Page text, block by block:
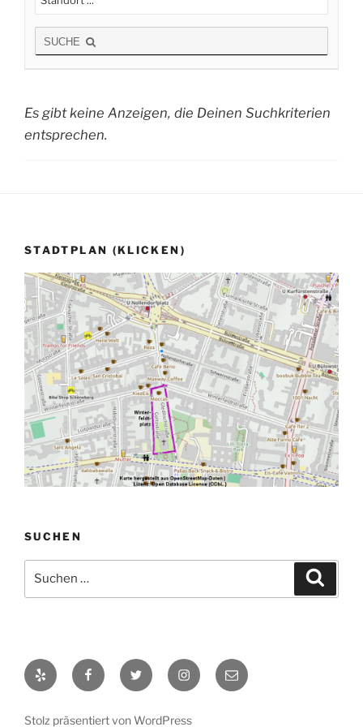
SUCHE
Es gibt keine Anzeigen, die Deinen Suchkriterien
entsprechen.
STADTPLAN (KLICKEN)
SUCHEN
nach:
Yelp FacebookTwitter Instagram
E-
Mail
Stolz präsentiert von WordPress